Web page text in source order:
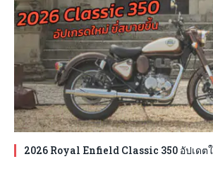
2026 Royal Enfield Classic 350 อัปเดต